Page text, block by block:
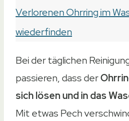
Verlorenen Ohrring im
wiederfinden
Bei der täglichen
passieren, dass der
sich lösen und in das
Mit etwas Pech